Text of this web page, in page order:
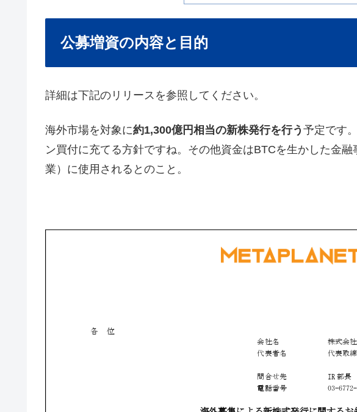
公募増資の内容と目的
詳細は下記のリリースを参照してください。
海外市場を対象に約1,300億円相当の新株発行を行う 予定です
ン買付に充てる方針ですね。その他資金はBTCを生かした金
業）に使用されるとのこと。